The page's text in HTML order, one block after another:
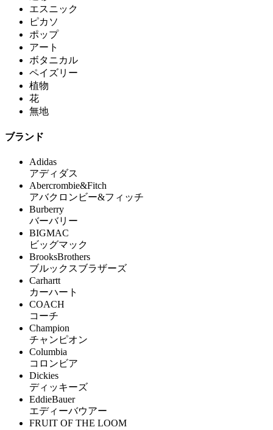
エスニック
ピカソ
ポップ
アート
ボタニカル
ペイズリー
植物
花
無地
ブランド
Adidas
アディダス
Abercrombie&Fitch
アバクロンビー&フィッチ
Burberry
バーバリー
BIGMAC
ビッグマック
BrooksBrothers
ブルックスブラザーズ
Carhartt
カーハート
COACH
コーチ
Champion
チャンピオン
Columbia
コロンビア
Dickies
ディッキーズ
EddieBauer
エディーバウアー
FRUIT OF THE LOOM